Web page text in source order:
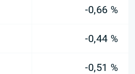
-0,66 %
-0,44 %
-0,51 %